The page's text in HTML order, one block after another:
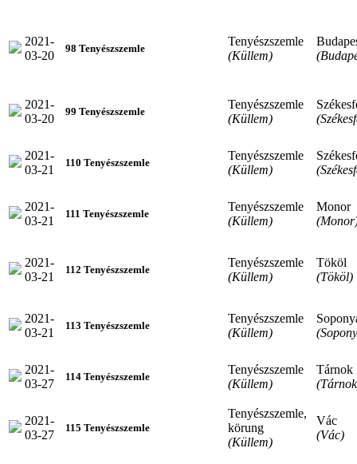
2021-
03-20
98 Tenyészszemle
Tenyészszemle
(Küllem)
2021-
03-20
99 Tenyészszemle
Tenyészszemle
(Küllem)
2021-
03-21
110 Tenyészszemle
Tenyészszemle
(Küllem)
2021-
03-21
111 Tenyészszemle
Tenyészszemle
(Küllem)
Monor
2021-
03-21
112 Tenyészszemle
Tenyészszemle
(Küllem)
Tököl
(Tököl)
2021-
03-21
113 Tenyészszemle
Tenyészszemle
(Küllem)
2021-
03-27
114 Tenyészszemle
Tenyészszemle
(Küllem)
Tárnok
2021-
03-27
115 Tenyészszemle
Tenyészszemle,
körung
(Küllem)
Vác
(Vác)